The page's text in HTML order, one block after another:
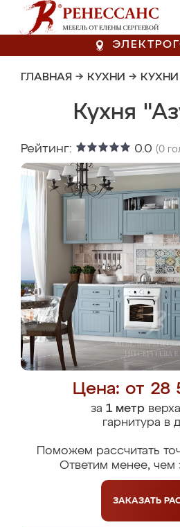
ГЛАВНАЯ → КУХНИ →
Кухня
Рейтинг: 0.0 (0
Цена: от 28
за 1 метр
гарнитура в
Поможем рассчитать
Ответим менее, чем
ЗАКАЗАТЬ